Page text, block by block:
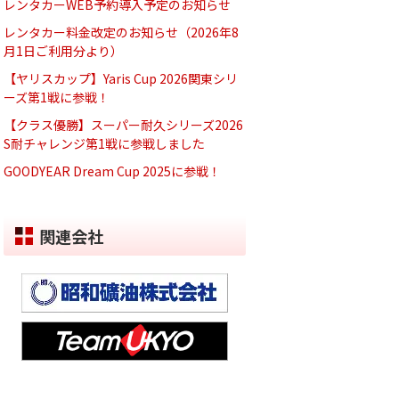
レンタカーWEB予約導入予定のお知らせ
レンタカー料金改定のお知らせ（2026年8
月1日ご利用分より）
【ヤリスカップ】Yaris Cup 2026関東シリ
ーズ第1戦に参戦！
【クラス優勝】スーパー耐久シリーズ2026
S耐チャレンジ第1戦に参戦しました
GOODYEAR Dream Cup 2025に参戦！
関連会社